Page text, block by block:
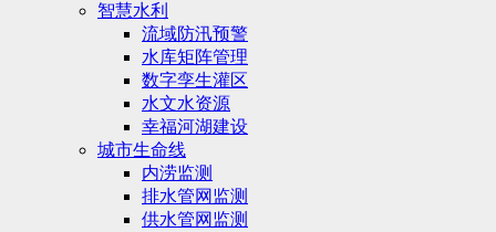
智慧水利
流域防汛预警
水库矩阵管理
数字孪生灌区
水文水资源
幸福河湖建设
城市生命线
内涝监测
排水管网监测
供水管网监测